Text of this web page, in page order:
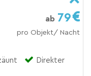
ab 79
pro Objekt/ Nacht
Direkter